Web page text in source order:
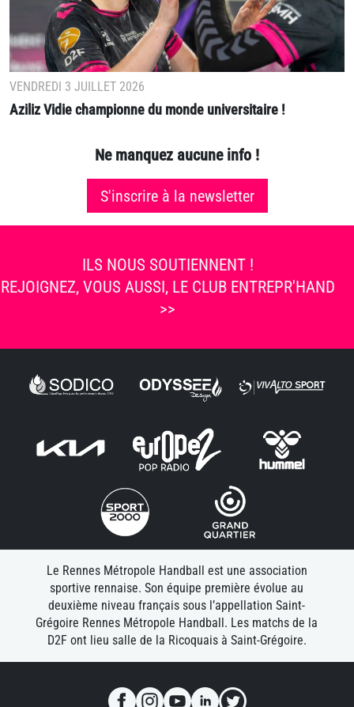
VENDREDI 3 JUILLET 2026
Aziliz Vidie championne du monde universitaire !
Ne manquez aucune info !
S'inscrire à la newsletter
ILS NOUS SOUTIENNENT !
REJOIGNEZ, VOUS AUSSI, LE CLUB ENTREPR'HAND
>>
Le Rennes Métropole Handball est une association
sportive rennaise. Son équipe première évolue au
deuxième niveau français sous l’appellation Saint-
Grégoire Rennes Métropole Handball. Les matchs de la
D2F ont lieu salle de la Ricoquais à Saint-Grégoire.